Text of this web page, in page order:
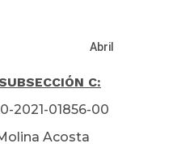
C:
2021-01856-00
Acosta